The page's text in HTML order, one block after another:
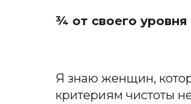
¾ от своего
Я знаю женщин,
критериям чистоты не